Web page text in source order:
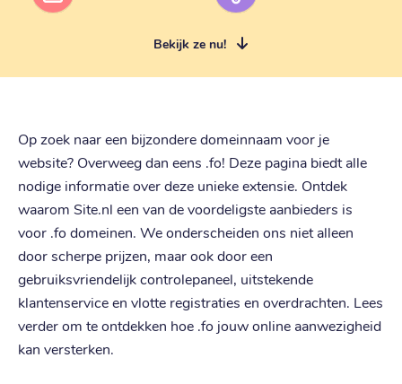
Bekijk ze nu!
Op zoek naar een bijzondere domeinnaam voor je
website? Overweeg dan eens .fo! Deze pagina biedt alle
nodige informatie over deze unieke extensie. Ontdek
waarom Site.nl een van de voordeligste aanbieders is
voor .fo domeinen. We onderscheiden ons niet alleen
door scherpe prijzen, maar ook door een
gebruiksvriendelijk controlepaneel, uitstekende
klantenservice en vlotte registraties en overdrachten. Lees
verder om te ontdekken hoe .fo jouw online aanwezigheid
kan versterken.